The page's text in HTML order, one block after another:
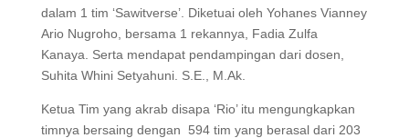
dalam 1 tim ‘Sawitverse’. Diketuai oleh Yohanes Vianney
Ario Nugroho, bersama 1 rekannya, Fadia Zulfa
Kanaya. Serta mendapat pendampingan dari dosen,
Suhita Whini Setyahuni. S.E., M.Ak.
Ketua Tim yang akrab disapa ‘Rio’ itu mengungkapkan
timnya bersaing dengan 594 tim yang berasal dari 203